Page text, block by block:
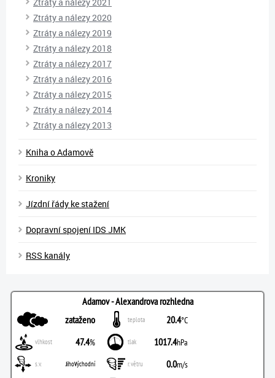
Ztráty a nálezy 2020
Ztráty a nálezy 2019
Ztráty a nálezy 2018
Ztráty a nálezy 2017
Ztráty a nálezy 2016
Ztráty a nálezy 2015
Ztráty a nálezy 2014
Ztráty a nálezy 2013
Kniha o Adamově
Kroniky
Jízdní řády ke stažení
Dopravní spojení IDS JMK
RSS kanály